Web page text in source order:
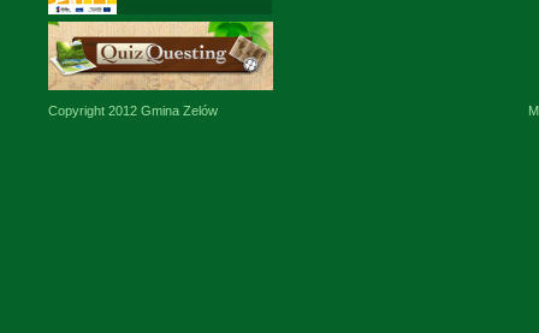
Copyright 2012 Gmina Zelów